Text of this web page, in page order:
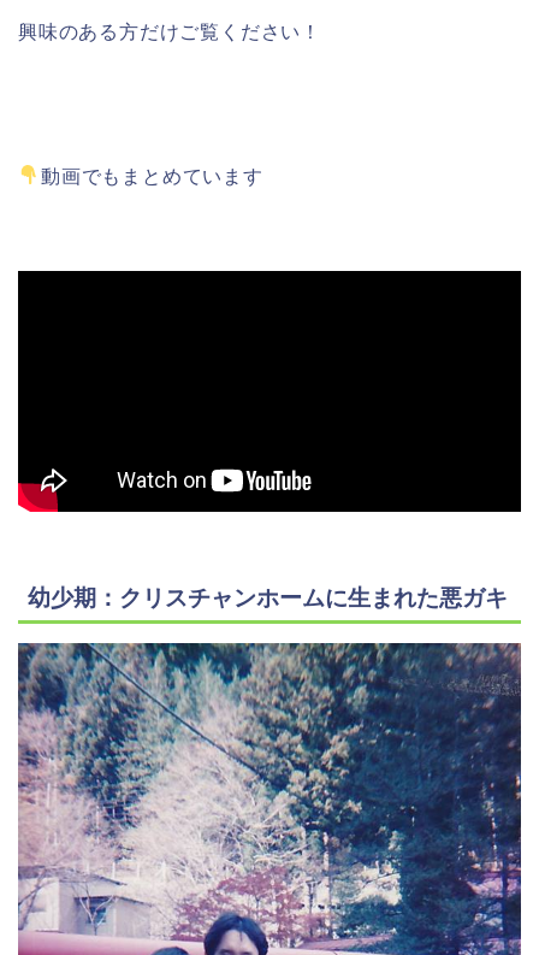
興味のある方だけご覧ください！
動画でもまとめています
幼少期：クリスチャンホームに生まれた悪ガキ